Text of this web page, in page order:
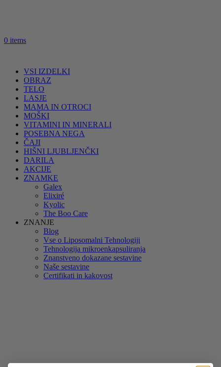
0 items
VSI IZDELKI
OBRAZ
TELO
LASJE
MAMA IN OTROCI
MOŠKI
VITAMINI IN MINERALI
POSEBNA NEGA
ČAJI
HIŠNI LJUBLJENČKI
DARILA
AKCIJE
ZNAMKE
Galex
Elixiré
Kyolic
The Boo Care
ZNANJE
Blog
Vse o Liposomalni Tehnologiji
Tehnologija mikroenkapsuliranja
Znanstveno dokazane sestavine
Naše sestavine
Certifikati in kakovost